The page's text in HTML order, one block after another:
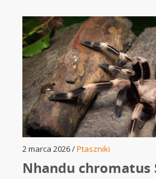
2 marca 2026 /Ptaszniki
Nhandu chromatus